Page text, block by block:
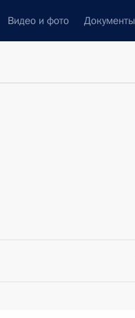
Видео и фото Документы